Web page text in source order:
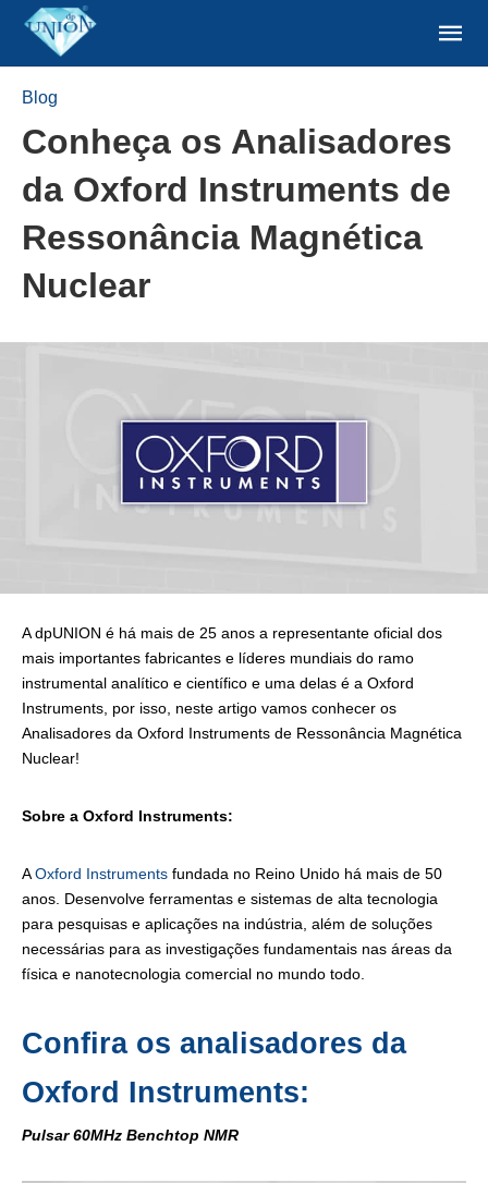
Blog
Conheça os Analisadores
da Oxford Instruments de
Ressonância Magnética
Nuclear
A dpUNION é há mais de 25 anos a representante oficial dos
mais importantes fabricantes e líderes mundiais do ramo
instrumental analítico e científico e uma delas é a Oxford
Instruments, por isso, neste artigo vamos conhecer os
Analisadores da Oxford Instruments de Ressonância Magnética
Nuclear!
Sobre a Oxford Instruments:
AOxford Instruments fundada no Reino Unido há mais de 50
anos. Desenvolve ferramentas e sistemas de alta tecnologia
para pesquisas e aplicações na indústria, além de soluções
necessárias para as investigações fundamentais nas áreas da
física e nanotecnologia comercial no mundo todo.
Confira os analisadores da
Oxford Instruments:
Pulsar 60MHz Benchtop NMR